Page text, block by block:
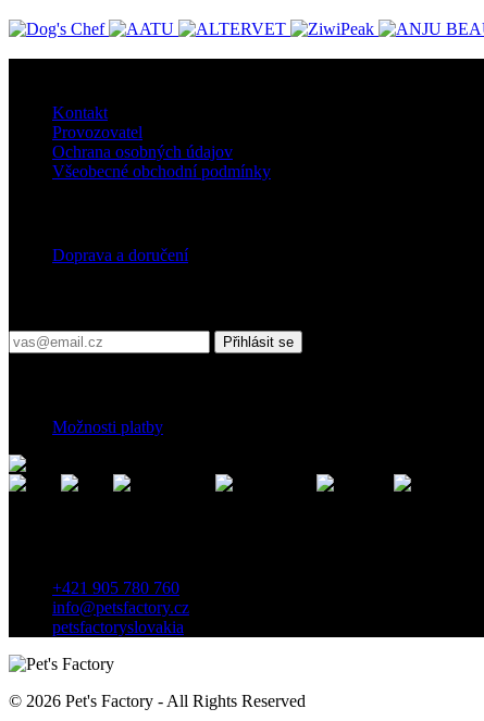
Kontakt
Provozovatel
Ochrana osobných údajov
Všeobecné obchodní podmínky
Doprava a doručení
Přihlásit se
Možnosti platby
+421 905 780 760
info@petsfactory.cz
petsfactoryslovakia
© 2026 Pet's Factory - All Rights Reserved